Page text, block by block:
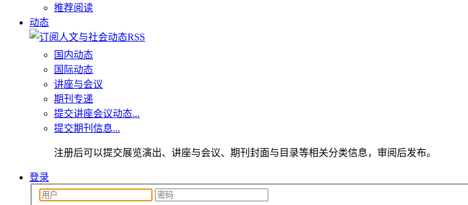
推荐阅读
动态
国内动态
国际动态
讲座与会议
期刊专递
提交讲座会议动态...
提交期刊信息...
注册后可以提交展览演出、讲座与会议、期刊封面与目录等相关分类信息，审阅后发布。
登录